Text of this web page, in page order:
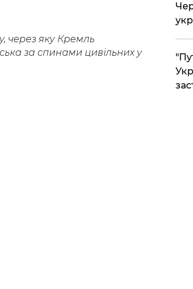
через яку Кремль
за спинами цивільних у